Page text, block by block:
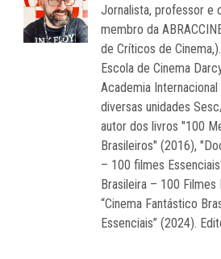
Jornalista, professor e
membro da
de Críticos de
Escola de Cinema
Academia
diversas unidades
autor dos livros "100
Brasileiros" (2016),
– 100 filmes
Brasileira – 100
“Cinema Fantástico
Essenciais” (2024).